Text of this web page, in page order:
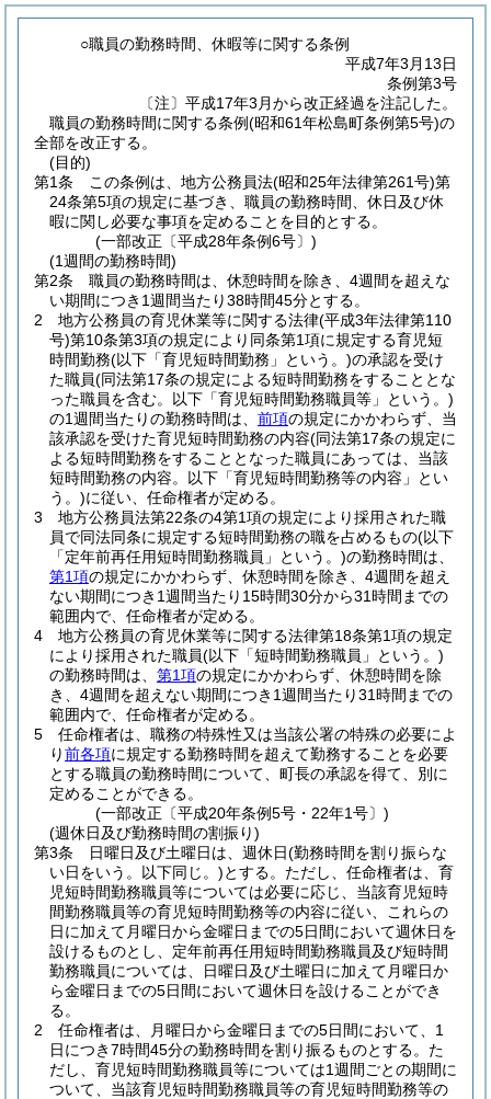
○職員の勤務時間、休暇等に関する条例
平成7年3月13日
条例第3号
〔注〕平成17年3月から改正経過を注記した。
職員の勤務時間に関する条例(昭和61年松島町条例第5号)の
全部を改正する。
(目的)
第1条
この条例は、地方公務員法(昭和25年法律第261号)第
24条第5項の規定に基づき、職員の勤務時間、休日及び休
暇に関し必要な事項を定めることを目的とする。
(一部改正〔平成28年条例6号〕)
(1週間の勤務時間)
第2条
職員の勤務時間は、休憩時間を除き、4週間を超えな
い期間につき1週間当たり38時間45分とする。
2
地方公務員の育児休業等に関する法律(平成3年法律第110
号)第10条第3項の規定により同条第1項に規定する育児短
時間勤務(以下「育児短時間勤務」という。)の承認を受け
た職員(同法第17条の規定による短時間勤務をすることとな
った職員を含む。以下「育児短時間勤務職員等」という。)
の1週間当たりの勤務時間は、 前項の規定にかかわらず、当
該承認を受けた育児短時間勤務の内容(同法第17条の規定に
よる短時間勤務をすることとなった職員にあっては、当該
短時間勤務の内容。以下「育児短時間勤務等の内容」とい
う。)に従い、任命権者が定める。
3
地方公務員法第22条の4第1項の規定により採用された職
員で同法同条に規定する短時間勤務の職を占めるもの(以下
「定年前再任用短時間勤務職員」という。)の勤務時間は、
第1項の規定にかかわらず、休憩時間を除き、4週間を超え
ない期間につき1週間当たり15時間30分から31時間までの
範囲内で、任命権者が定める。
4
地方公務員の育児休業等に関する法律第18条第1項の規定
により採用された職員(以下「短時間勤務職員」という。)
の勤務時間は、 第1項の規定にかかわらず、休憩時間を除
き、4週間を超えない期間につき1週間当たり31時間までの
範囲内で、任命権者が定める。
5
任命権者は、職務の特殊性又は当該公署の特殊の必要によ
り前各項に規定する勤務時間を超えて勤務することを必要
とする職員の勤務時間について、町長の承認を得て、別に
定めることができる。
(一部改正〔平成20年条例5号・22年1号〕)
(週休日及び勤務時間の割振り)
第3条
日曜日及び土曜日は、週休日(勤務時間を割り振らな
い日をいう。以下同じ。)とする。 ただし、任命権者は、育
児短時間勤務職員等については必要に応じ、当該育児短時
間勤務職員等の育児短時間勤務等の内容に従い、これらの
日に加えて月曜日から金曜日までの5日間において週休日を
設けるものとし、定年前再任用短時間勤務職員及び短時間
勤務職員については、日曜日及び土曜日に加えて月曜日か
ら金曜日までの5日間において週休日を設けることができ
る。
2
任命権者は、月曜日から金曜日までの5日間において、1
日につき7時間45分の勤務時間を割り振るものとする。 た
だし、育児短時間勤務職員等については1週間ごとの期間に
ついて、当該育児短時間勤務職員等の育児短時間勤務等の